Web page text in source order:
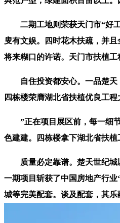
二期工地则荣获天门市“好工
叟有文娱。四时花木扶疏，并
将来糊口的许诺。天门市扶植
自住投资都安心。一品楚天，
四栋楼荣膺湖北省扶植优良工
”正在项目展区前，每一细节
色建建。四栋楼拿下湖北省扶植
质量必定靠谱。楚天世纪城以
一期项目斩获了中国房地产行
城等完美配套。谈及配套，其